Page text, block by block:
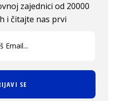
zajednici od 20000
i čitajte nas prvi
SE